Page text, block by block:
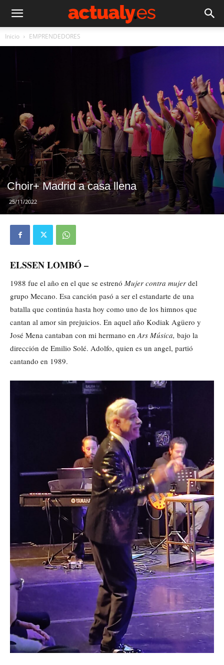
Inicio EMPRENDEDORES
Choir+ Madrid a casa llena
25/11/2022
ELSSEN LOMBÓ –
1988 fue el año en el que se estrenó Mujer contra mujer del
grupo Mecano. Esa canción pasó a ser el estandarte de una
batalla que continúa hasta hoy como uno de los himnos que
cantan al amor sin prejuicios. En aquel año Kodiak Agüero y
José Mena cantaban con mi hermano enArs Música, bajo la
dirección de Emilio Solé. Adolfo, quien es un angel, partió
cantando en 1989.